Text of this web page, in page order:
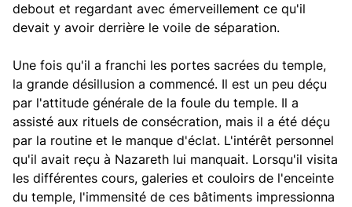
debout et regardant avec émerveillement ce qu'il
devait y avoir derrière le voile de séparation.
Une fois qu'il a franchi les portes sacrées du temple,
la grande désillusion a commencé. Il est un peu déçu
par l'attitude générale de la foule du temple. Il a
assisté aux rituels de consécration, mais il a été déçu
par la routine et le manque d'éclat. L'intérêt personnel
qu'il avait reçu à Nazareth lui manquait. Lorsqu'il visita
les différentes cours, galeries et couloirs de l'enceinte
du temple, l'immensité de ces bâtiments impressionna